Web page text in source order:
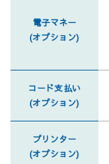
電子マネー
(オプション)
コード支払い
(オプション)
プリンター
(オプション)